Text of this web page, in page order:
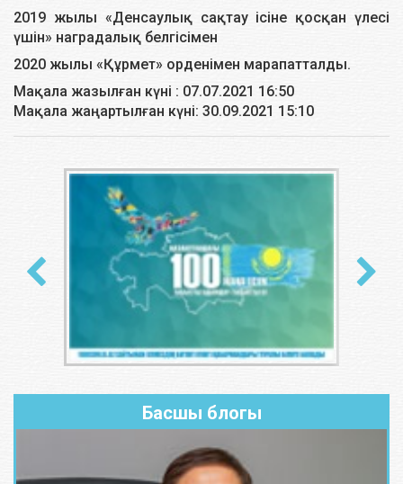
2019 жылы «Денсаулық сақтау ісіне қосқан үлесі
үшін» наградалық белгісімен
2020 жылы «Құрмет» орденімен марапатталды.
Мақала жазылған күні : 07.07.2021 16:50
Мақала жаңартылған күні: 30.09.2021 15:10
Басшы блогы